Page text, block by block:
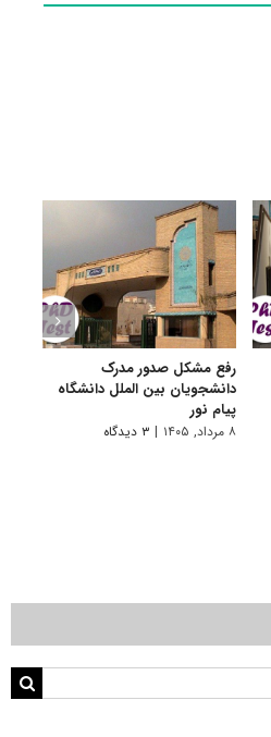
رفع مشکل صدور مدرک
دانشجویان بین الملل دانشگاه
پیام نور
۸ مرداد, ۱۴۰۵ | ۳ دیدگاه